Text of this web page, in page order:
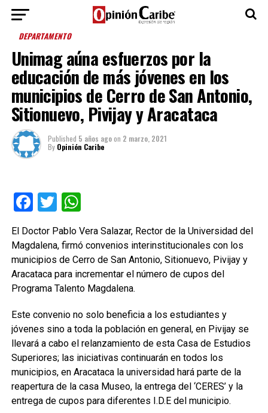
DEPARTAMENTO
Unimag aúna esfuerzos por la
educación de más jóvenes en los
municipios de Cerro de San Antonio,
Sitionuevo, Pivijay y Aracataca
Published 5 años agoon 2 marzo, 2021
By Opinión Caribe
Facebook
TwitterWhatsApp
El Doctor Pablo Vera Salazar, Rector de la Universidad del
Magdalena, firmó convenios interinstitucionales con los
municipios de Cerro de San Antonio, Sitionuevo, Pivijay y
Aracataca para incrementar el número de cupos del
Programa Talento Magdalena.
Este convenio no solo beneficia a los estudiantes y
jóvenes sino a toda la población en general, en Pivijay se
llevará a cabo el relanzamiento de esta Casa de Estudios
Superiores; las iniciativas continuarán en todos los
municipios, en Aracataca la universidad hará parte de la
reapertura de la casa Museo, la entrega del ‘CERES’ y la
entrega de cupos para diferentes I.D.E del municipio.